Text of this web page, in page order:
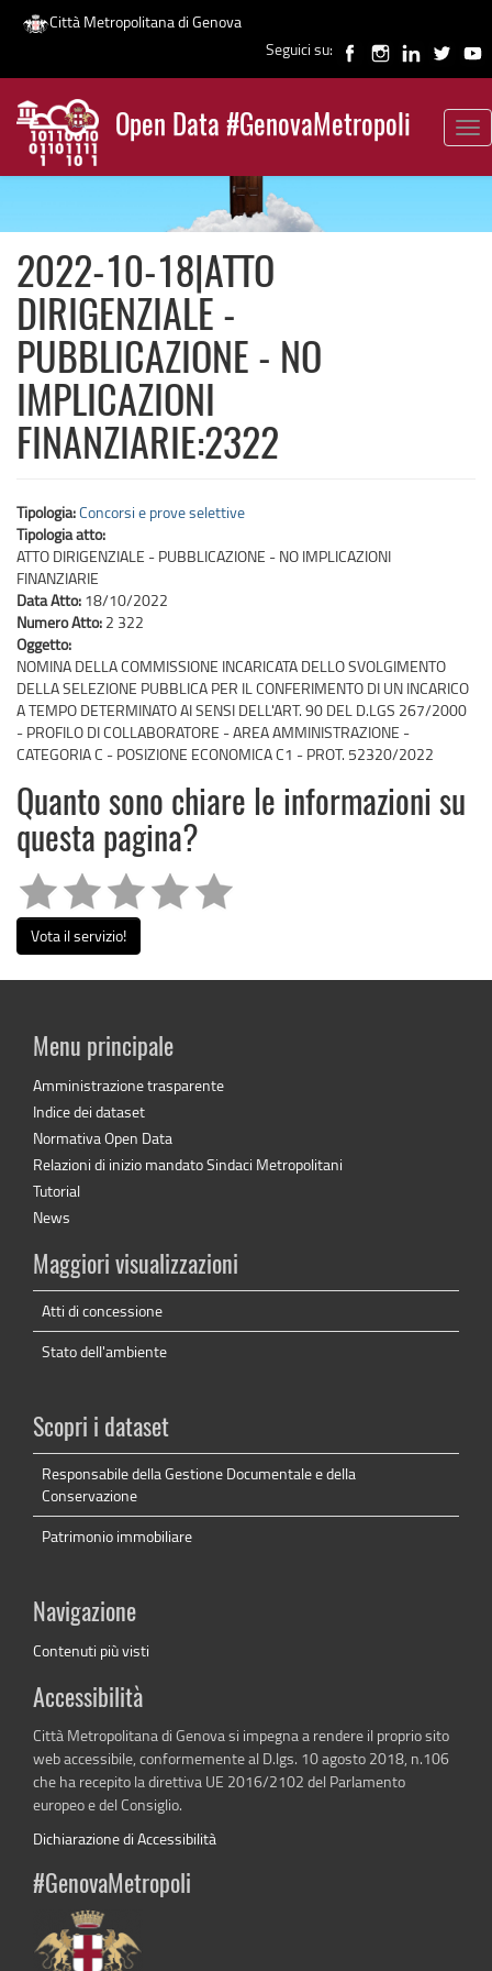
Salta
contenuto
principale
Città Metropolitana di Genova
Seguici su:
Open Data #GenovaMetropoli
News
2022-10-18|ATTO
DIRIGENZIALE -
PUBBLICAZIONE - NO
IMPLICAZIONI
FINANZIARIE:2322
Tipologia:Concorsi e prove selettive
Tipologia atto:
ATTO DIRIGENZIALE - PUBBLICAZIONE - NO IMPLICAZIONI
FINANZIARIE
Data Atto: 18/10/2022
Numero Atto: 2 322
Oggetto:
NOMINA DELLA COMMISSIONE INCARICATA DELLO SVOLGIMENTO
DELLA SELEZIONE PUBBLICA PER IL CONFERIMENTO DI UN INCARICO
A TEMPO DETERMINATO AI SENSI DELL'ART. 90 DEL D.LGS 267/2000
- PROFILO DI COLLABORATORE - AREA AMMINISTRAZIONE -
CATEGORIA C - POSIZIONE ECONOMICA C1 - PROT. 52320/2022
Quanto sono chiare le informazioni su
questa pagina?
Vota il servizio!
Menu principale
Amministrazione trasparente
Indice dei dataset
Normativa Open Data
Relazioni di inizio mandato Sindaci Metropolitani
Tutorial
News
Maggiori visualizzazioni
Atti di concessione
Stato dell'ambiente
Scopri i dataset
Responsabile della Gestione Documentale e della
Conservazione
Patrimonio immobiliare
Navigazione
Contenuti più visti
Accessibilità
Città Metropolitana di Genova si impegna a rendere il proprio sito
web accessibile, conformemente al D.lgs. 10 agosto 2018, n.106
che ha recepito la direttiva UE 2016/2102 del Parlamento
europeo e del Consiglio.
Dichiarazione di Accessibilità
#GenovaMetropoli